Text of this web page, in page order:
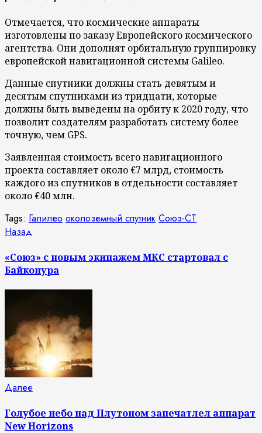
Отмечается, что космические аппараты
изготовлены по заказу Европейского космического
агентства. Они дополнят орбитальную группировку
европейской навигационной системы Galileo.
Данные спутники должны стать девятым и
десятым спутниками из тридцати, которые
должны быть выведены на орбиту к 2020 году, что
позволит создателям разработать систему более
точную, чем GPS.
Заявленная стоимость всего навигационного
проекта составляет около €7 млрд, стоимость
каждого из спутников в отдельности составляет
около €40 млн.
Tags: Галилео околоземный спутник Союз-СТ
Продолжить
чтение
Назад
«Союз» с новым экипажем МКС стартовал с
Байконура
ДалееСледующая
Голубое небо над Плутоном запечатлел аппарат
New Horizons